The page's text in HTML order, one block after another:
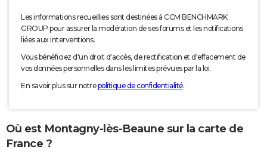
Les informations recueillies sont destinées à CCM BENCHMARK
GROUP pour assurer la modération de ses forums et les notifications
liées aux interventions.
Vous bénéficiez d'un droit d'accès, de rectification et d'effacement de
vos données personnelles dans les limites prévues par la loi.
En savoir plus sur notrepolitique de confidentialité.
Où est Montagny-lès-Beaune sur la carte de
France ?